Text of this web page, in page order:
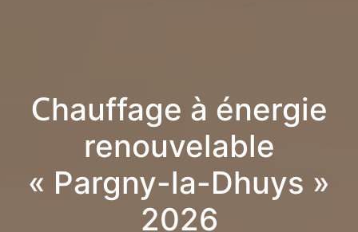
Chauffage à énergie
renouvelable
« Pargny-la-Dhuys »
2026